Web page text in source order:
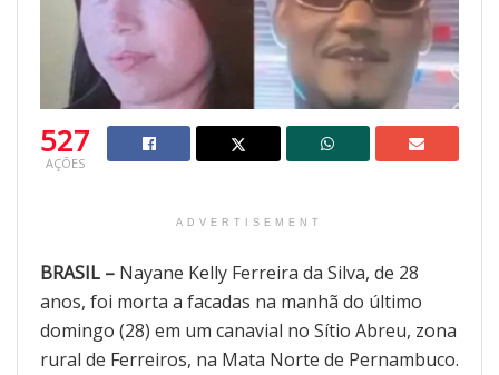
527
AÇÕES
ADVERTISEMENT
BRASIL – Nayane Kelly Ferreira da Silva, de 28
anos, foi morta a facadas na manhã do último
domingo (28) em um canavial no Sítio Abreu, zona
rural de Ferreiros, na Mata Norte de Pernambuco.